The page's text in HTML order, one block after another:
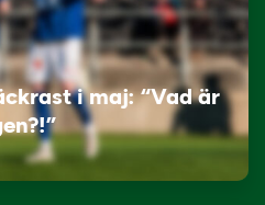
i maj: “Vad är